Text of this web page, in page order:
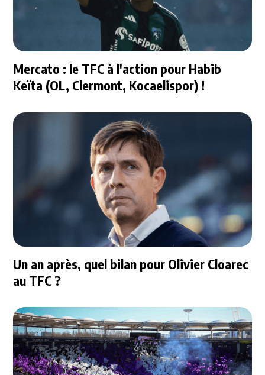
Mercato : le TFC à l'action pour Habib
Keïta (OL, Clermont, Kocaelispor) !
Un an après, quel bilan pour Olivier Cloarec
au TFC ?